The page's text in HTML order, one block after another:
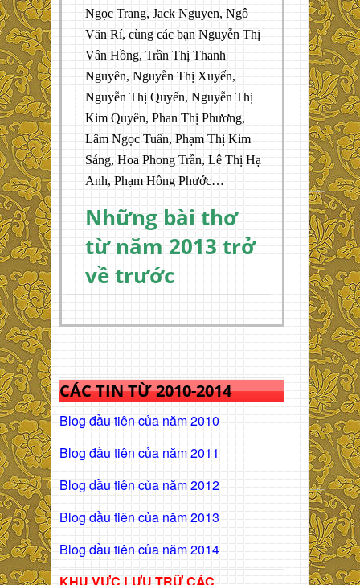
Ngọc Trang, Jack Nguyen, Ngô
Văn Rí, cùng các bạn Nguyễn Thị
Vân Hồng, Trần Thị Thanh
Nguyên, Nguyễn Thị Xuyến,
Nguyễn Thị Quyến, Nguyễn Thị
Kim Quyên, Phan Thị Phương,
Lâm Ngọc Tuấn, Phạm Thị Kim
Sáng, Hoa Phong Trần, Lê Thị Hạ
Anh, Phạm Hồng Phước…
Những bài thơ
từ năm 2013 trở
về trước
CÁC TIN TỪ 2010-2014
Blog đầu tiên của năm 2010
Blog đầu tiên của năm 2011
Blog dầu tiên của năm 2012
Blog dầu tiên của năm 2013
Blog dầu tiên của năm 2014